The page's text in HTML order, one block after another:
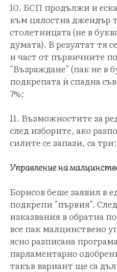
10. БСП продължи и
към цялостна джендър
столетницата (не в
думата). В резултат тя
и част от първичните
"Възраждане" (пак не в
подкрепата ѝ спадна
7%;
11. Възможностите за
след изборите, ако
силите се запази, са три:
Управление на
Борисов беше заявил в
подкрепи "първия".
изказвания в обратна
все пак малцинствено
ясно разписана
парламентарно
такъв вариант ще са